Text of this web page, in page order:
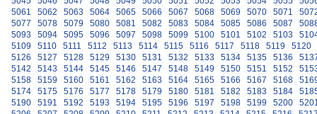
5061
5062 5063 5064 5065 5066 5067 5068 5069 5070 5071
5077
5078 5079 5080 5081 5082 5083 5084 5085 5086 5087
5093
5094 5095 5096 5097 5098 5099 5100 5101 5102 5103
5109
5110 5111 5112 5113 5114 5115 5116 5117 5118 5119
5120
5126
5127 5128 5129 5130 5131 5132 5133 5134 5135 5136
5142
5143 5144 5145 5146 5147 5148 5149 5150 5151 5152
5158
5159 5160 5161 5162 5163 5164 5165 5166 5167 5168
5174
5175 5176 5177 5178 5179 5180 5181 5182 5183 5184
5190
5191 5192 5193 5194 5195 5196 5197 5198 5199 5200